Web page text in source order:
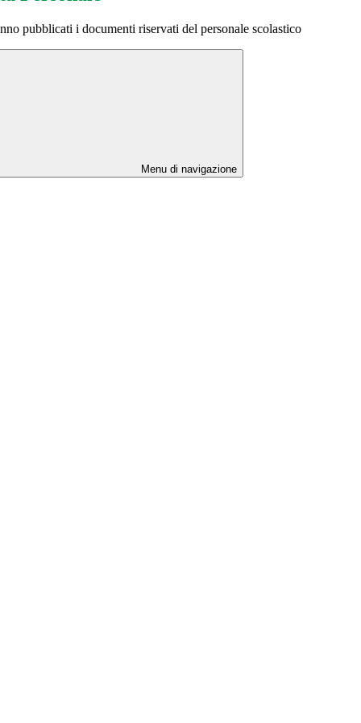
pubblicati i documenti riservati del personale scolastico
Menu di navigazione